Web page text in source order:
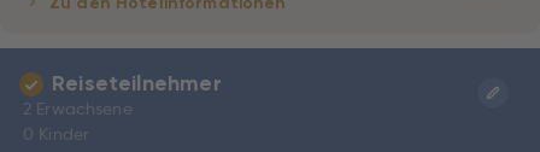
Reiseteilnehmer
2 Erwachsene
0 Kinder